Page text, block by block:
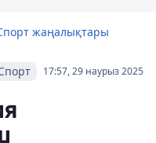
жаңалықтары
17:57, 29 наурыз 2025